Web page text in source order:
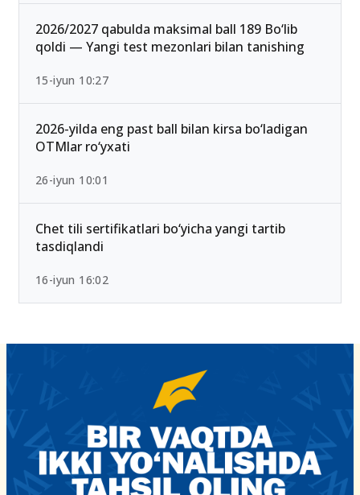
2026/2027 qabulda maksimal ball 189 Bo‘lib
qoldi — Yangi test mezonlari bilan tanishing
15-iyun 10:27
2026-yilda eng past ball bilan kirsa bo‘ladigan
OTMlar ro‘yxati
26-iyun 10:01
Chet tili sertifikatlari bo‘yicha yangi tartib
tasdiqlandi
16-iyun 16:02